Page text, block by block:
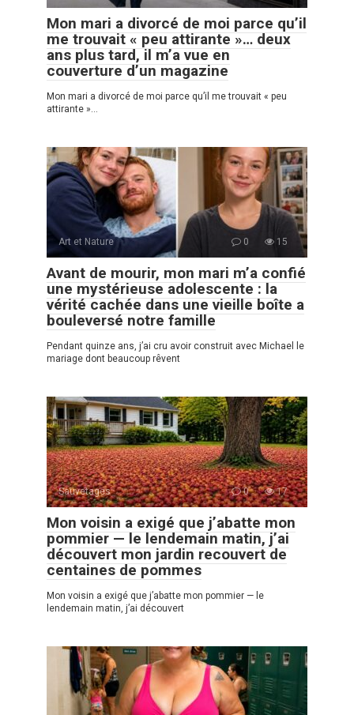
Mon mari a divorcé de moi parce qu’il
me trouvait « peu attirante »… deux
ans plus tard, il m’a vue en
couverture d’un magazine
Mon mari a divorcé de moi parce qu’il me trouvait « peu
attirante »…
Art et Nature 0 15
Avant de mourir, mon mari m’a confié
une mystérieuse adolescente : la
vérité cachée dans une vieille boîte a
bouleversé notre famille
Pendant quinze ans, j’ai cru avoir construit avec Michael le
mariage dont beaucoup rêvent
Sauvetages 0 17
Mon voisin a exigé que j’abatte mon
pommier — le lendemain matin, j’ai
découvert mon jardin recouvert de
centaines de pommes
Mon voisin a exigé que j’abatte mon pommier — le
lendemain matin, j’ai découvert